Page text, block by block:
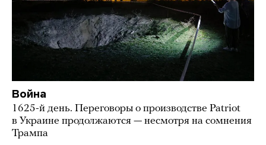
Война
1625-й день. Переговоры о производстве Patriot
в Украине продолжаются — несмотря на сомнения
Трампа